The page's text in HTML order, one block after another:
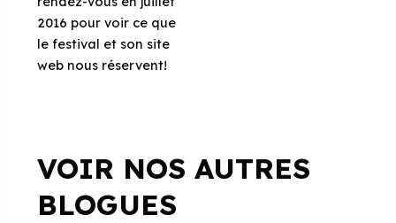
2016 pour voir ce que
le festival et son site
web nous réservent!
VOIR NOS AUTRES
BLOGUES